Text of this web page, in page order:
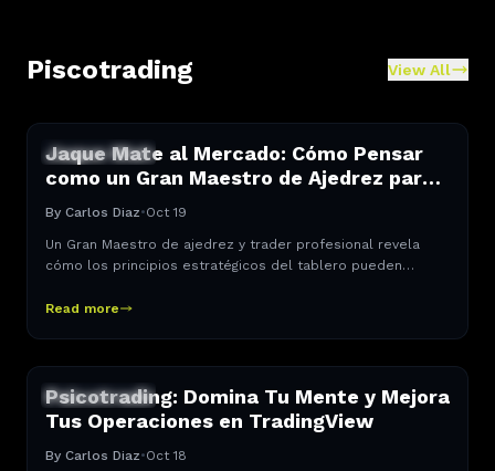
Piscotrading View All
PISCOTRADING
Jaque Mate al Mercado: Cómo Pensar
como un Gran Maestro de Ajedrez para
By Carlos Diaz•Oct 19
Un Gran Maestro de ajedrez y trader profesional revela
cómo los principios estratégicos del tablero pueden
mercados financieros.
Read more
PISCOTRADING
Psicotrading: Domina Tu Mente y Mejora
Tus Operaciones en TradingView
By Carlos Diaz•Oct 18